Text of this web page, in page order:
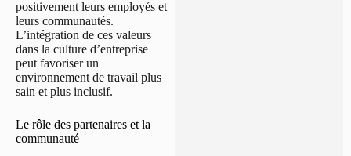
positivement leurs employés et
leurs communautés.
L’intégration de ces valeurs
dans la culture d’entreprise
peut favoriser un
environnement de travail plus
sain et plus inclusif.
Le rôle des partenaires et la
communauté